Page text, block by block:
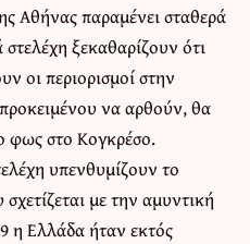
Αθήνας παραμένει σταθερά
ξεκαθαρίζουν ότι
οι περιορισμοί στην
να αρθούν, θα
φως στο Κογκρέσο.
υπενθυμίζουν το
με την αμυντική
η Ελλάδα ήταν εκτός